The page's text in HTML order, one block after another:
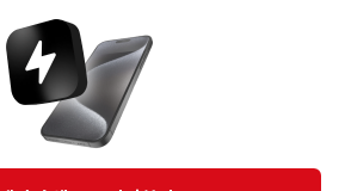
관 및 기타 법적고지
통신판매의 당사자가 아닙니다. 전자상거래 등에서의
및 번개장터㈜의 약관에 따라 상품, 상품정보, 거래에 관한 책임은
㈜는 원칙적으로 회원간 거래에 대하여 책임을 지지 않습니다.
품에 대한 책임은 번개장터㈜에게 귀속합니다.
reserved.